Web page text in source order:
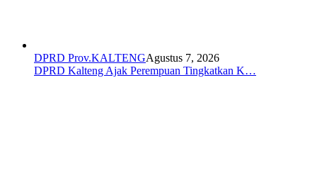
DPRD Prov.KALTENGAgustus 7, 2026
DPRD Kalteng Ajak Perempuan Tingkatkan K…